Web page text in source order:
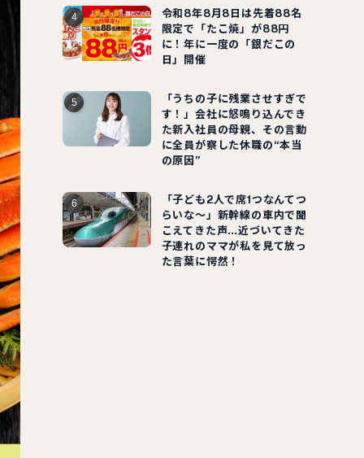
令和8年8月8日は先着88名
限定で「たこ焼」が88円
に！年に一度の「銀だこの
日」開催
「うちの子に残業させすぎで
す！」会社に怒鳴り込んでき
た新入社員の母親、その言動
に全員が察した休職の“本当
の原因”
「子ども2人で席1つなんてつ
らいな～」新幹線の車内で聞
こえてきた声…近づいてきた
子連れのママが私を見て放っ
た言葉に愕然！